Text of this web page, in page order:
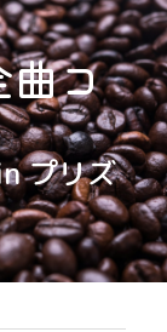
曲コ
プリズ